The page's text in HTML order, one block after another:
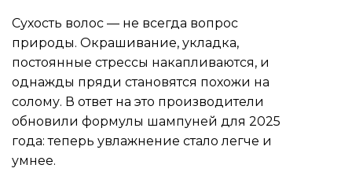
Сухость волос — не всегда вопрос
природы. Окрашивание, укладка,
постоянные стрессы накапливаются, и
однажды пряди становятся похожи на
солому. В ответ на это производители
обновили формулы шампуней для 2025
года: теперь увлажнение стало легче и
умнее.